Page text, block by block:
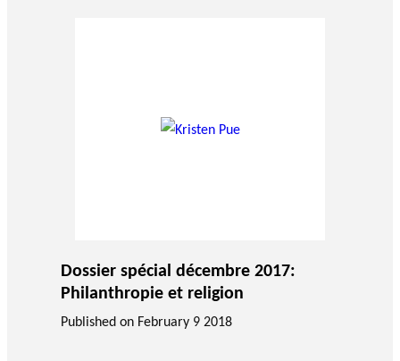
Dossier spécial décembre 2017:
Philanthropie et religion
Published on February 9 2018